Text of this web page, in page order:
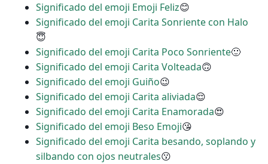
Significado del emoji Emoji Feliz😊
Significado del emoji Carita Sonriente con Halo
😇
Significado del emoji Carita Poco Sonriente🙂
Significado del emoji Carita Volteada🙃
Significado del emoji Guiño😉
Significado del emoji Carita aliviada😌
Significado del emoji Carita Enamorada😍
Significado del emoji Beso Emoji😘
Significado del emoji Carita besando, soplando y
silbando con ojos neutrales😗